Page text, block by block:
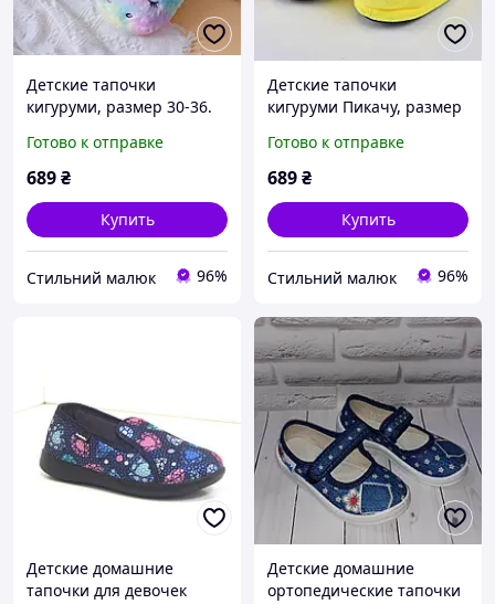
Детские тапочки
кигуруми, размер 30-36.
единороги для девочек
Готово к отправке
689₴
Купить
Стильний малюк 96%
Детские тапочки
кигуруми Пикачу, размер
Комнатные тапки
Покемоны для мальчиков
Готово к отправке
689₴
Купить
Стильний малюк 96%
Детские домашние
тапочки для девочек
Детские домашние
ортопедические тапочки